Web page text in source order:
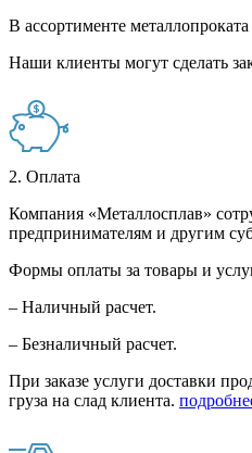
В ассортименте
Наши клиенты могут сделать
2. Оплата
Компания «Металлосплав»
предпринимателям и другим
Формы оплаты за товары и
– Наличный расчет.
– Безналичный расчет.
При заказе услуги доставки
груза на слад клиента.